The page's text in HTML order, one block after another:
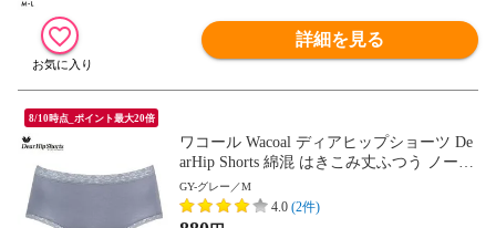
詳細を見る
8/10時点_ポイント最大20倍
ワコール Wacoal ディアヒップショーツ De
arHip Shorts 綿混 はきこみ丈ふつう ノーマ
ルショーツ ML
GY-グレー／M
4.0 (2件)